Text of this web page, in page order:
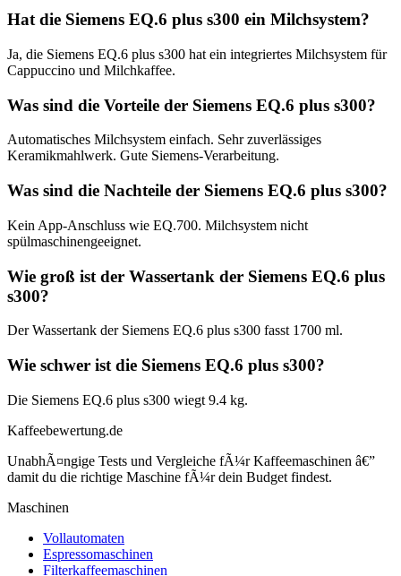
Hat die Siemens EQ.6 plus s300 ein Milchsystem?
Ja, die Siemens EQ.6 plus s300 hat ein integriertes Milchsystem für
Cappuccino und Milchkaffee.
Was sind die Vorteile der Siemens EQ.6 plus s300?
Automatisches Milchsystem einfach. Sehr zuverlässiges
Keramikmahlwerk. Gute Siemens-Verarbeitung.
Was sind die Nachteile der Siemens EQ.6 plus s300?
Kein App-Anschluss wie EQ.700. Milchsystem nicht
spülmaschinengeeignet.
Wie groß ist der Wassertank der Siemens EQ.6 plus
s300?
Der Wassertank der Siemens EQ.6 plus s300 fasst 1700 ml.
Wie schwer ist die Siemens EQ.6 plus s300?
Die Siemens EQ.6 plus s300 wiegt 9.4 kg.
Kaffeebewertung.de
UnabhÃ¤ngige Tests und Vergleiche fÃ¼r Kaffeemaschinen â€”
damit du die richtige Maschine fÃ¼r dein Budget findest.
Maschinen
Vollautomaten
Espressomaschinen
Filterkaffeemaschinen